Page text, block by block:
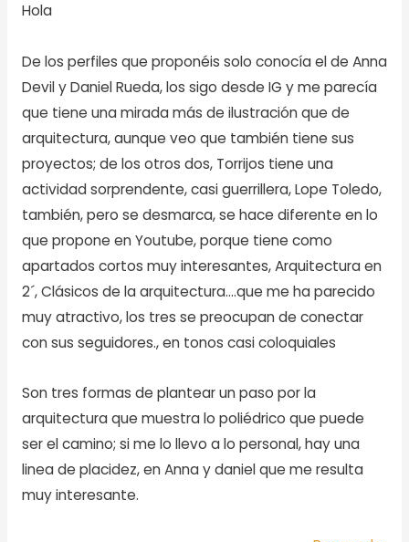
Hola
De los perfiles que proponéis solo conocía el de Anna
Devil y Daniel Rueda, los sigo desde IG y me parecía
que tiene una mirada más de ilustración que de
arquitectura, aunque veo que también tiene sus
proyectos; de los otros dos, Torrijos tiene una
actividad sorprendente, casi guerrillera, Lope Toledo,
también, pero se desmarca, se hace diferente en lo
que propone en Youtube, porque tiene como
apartados cortos muy interesantes, Arquitectura en
2´, Clásicos de la arquitectura….que me ha parecido
muy atractivo, los tres se preocupan de conectar
con sus seguidores., en tonos casi coloquiales
Son tres formas de plantear un paso por la
arquitectura que muestra lo poliédrico que puede
ser el camino; si me lo llevo a lo personal, hay una
linea de placidez, en Anna y daniel que me resulta
muy interesante.